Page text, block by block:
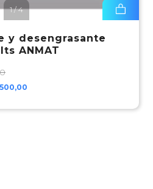
1/4
y desengrasante
ANMAT